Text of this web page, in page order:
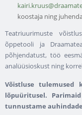
koostaja ning
Teatriuurimuste
õppetooli ja
põhjendatust, töö
analüüsioskust ning
Võistluse tulemused
lõpuüritusel.
tunnustame